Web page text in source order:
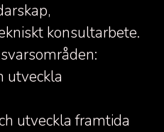
konsultarbete.
utveckla
utveckla framtida